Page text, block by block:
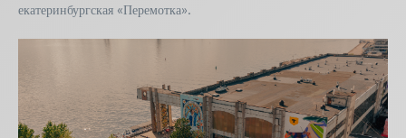
екатеринбургская «Перемотка».